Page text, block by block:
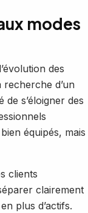
modes
des
d’un
s’éloigner des
équipés, mais
clients
clairement
plus d’actifs.